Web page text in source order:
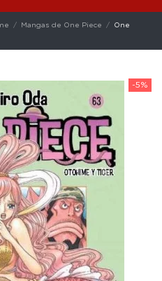
Mangas de One Piece
One
-5%